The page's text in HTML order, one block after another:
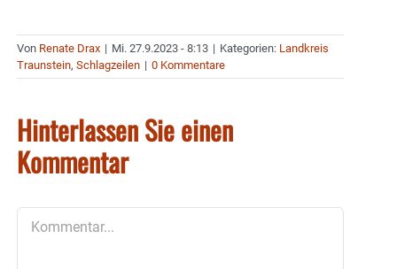
Von Renate Drax | Mi. 27.9.2023 - 8:13 | Kategorien: Landkreis
Traunstein, Schlagzeilen | 0 Kommentare
Hinterlassen Sie einen
Kommentar